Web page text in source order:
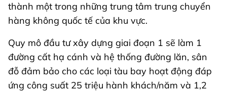
thành một trong những trung tâm trung chuyển
hàng không quốc tế của khu vực.
Quy mô đầu tư xây dựng giai đoạn 1 sẽ làm 1
đường cất hạ cánh và hệ thống đường lăn, sân
đỗ đảm bảo cho các loại tàu bay hoạt động đáp
ứng công suất 25 triệu hành khách/năm và 1,2